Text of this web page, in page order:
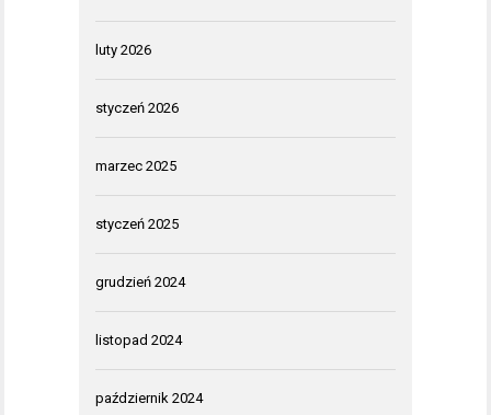
luty 2026
styczeń 2026
marzec 2025
styczeń 2025
grudzień 2024
listopad 2024
październik 2024